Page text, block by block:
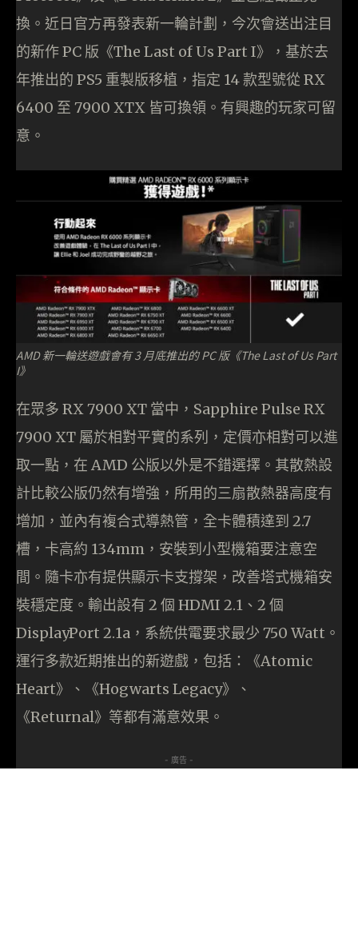
換。近日官方再發表新一輪計劃，今次會送出注目
的新作 PC 版《The Last of Us Part I》，基於去
年推出的 PS5 重製版移植，指定 14 款型號從 RX
6400 至 7900 XTX 皆可換領。有興趣的玩家可留
意。
AMD 新一輪送遊戲會有 3 月底推出的 PC 版《The Last of Us Part
I》
在眾多 RX 7900 XT 當中，Sapphire Pulse RX
7900 XT 屬於相對平實的系列，定價亦相對可以進
取一點，在 AMD 公版以外是不錯選擇。其散熱設
計比較公版仍然有增強，所用的三扇散熱器高度有
增加，並內有複合式導熱管，全卡體積達到 2.7
槽，卡高約 134mm，安裝到小型機箱要注意空
間。隨卡亦有提供顯示卡支撐架，改善塔式機箱安
裝穩定度。輸出設有 2 個 HDMI 2.1、2 個
DisplayPort 2.1a，系統供電要求最少 750 Watt。
運行多款近期推出的新遊戲，包括：《Atomic
Heart》、《Hogwarts Legacy》、
《Returnal》等都有滿意效果。
- 廣告 -